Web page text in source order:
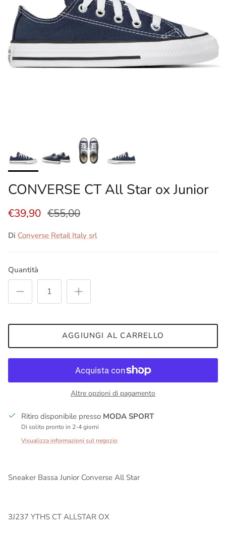
CONVERSE CT All Star ox Junior
€39,90 €55,00
Di Converse Retail Italy srl
Quantità
AGGIUNGI AL CARRELLO
Altre opzioni di pagamento
Ritiro disponibile presso MODA SPORT
Di solito pronto in 2-4 giorni
Visualizza informazioni sul negozio
Sneaker Bassa Junior Converse All Star
3J237 YTHS CT ALLSTAR OX